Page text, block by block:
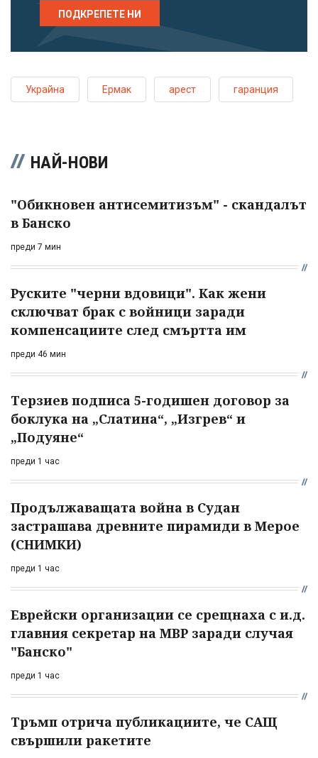
ПОДКРЕПЕТЕ НИ
Украйна Ермак арест гаранция
НАЙ-НОВИ
"Обикновен антисемитизъм" - скандалът
в Банско
преди 7 мин
Руските "черни вдовици". Как жени
сключват брак с войници заради
компенсациите след смъртта им
преди 46 мин
Терзиев подписа 5-годишен договор за
боклука на „Слатина“, „Изгрев“ и
„Подуяне“
преди 1 час
Продължаващата война в Судан
застрашава древните пирамиди в Мерое
(СНИМКИ)
преди 1 час
Еврейски организации се срещнаха с и.д.
главния секретар на МВР заради случая
"Банско"
преди 1 час
Тръмп отрича публикациите, че САЩ
свършили ракетите